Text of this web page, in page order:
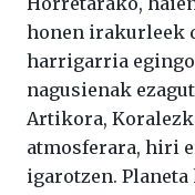
honen irakurleek
harrigarria
nagusienak
Artikora,
atmosferara, hiri
igarotzen.